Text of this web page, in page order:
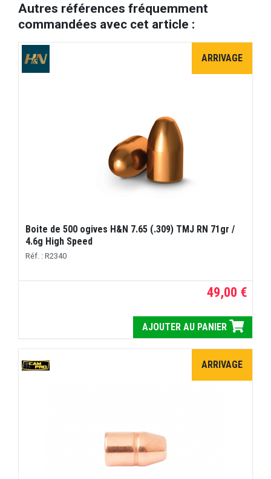
Autres références fréquemment
commandées avec cet article :
ARRIVAGE
Boite de 500 ogives H&N 7.65 (.309) TMJ RN 71gr /
4.6g High Speed
Réf. : R2340
49,00 €
AJOUTER AU PANIER
ARRIVAGE